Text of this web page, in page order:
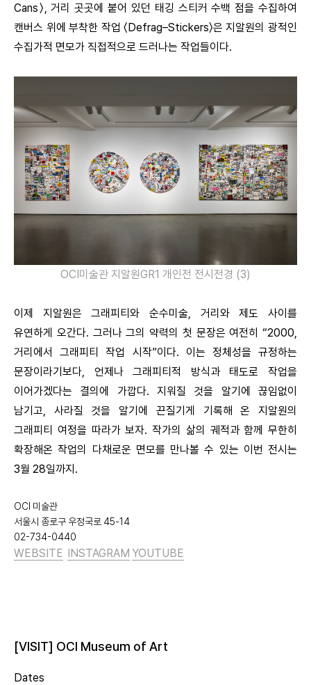
Cans〉, 거리 곳곳에 붙어 있던 태깅 스티커 수백 점을 수집하여
캔버스 위에 부착한 작업 〈Defrag–Stickers〉은 지알원의 광적인
수집가적 면모가 직접적으로 드러나는 작업들이다.
OCI미술관 지알원GR1 개인전 전시전경 (3)
이제 지알원은 그래피티와 순수미술, 거리와 제도 사이를
유연하게 오간다. 그러나 그의 약력의 첫 문장은 여전히 “2000,
거리에서 그래피티 작업 시작”이다. 이는 정체성을 규정하는
문장이라기보다, 언제나 그래피티적 방식과 태도로 작업을
이어가겠다는 결의에 가깝다. 지워질 것을 알기에 끊임없이
남기고, 사라질 것을 알기에 끈질기게 기록해 온 지알원의
그래피티 여정을 따라가 보자. 작가의 삶의 궤적과 함께 무한히
확장해온 작업의 다채로운 면모를 만나볼 수 있는 이번 전시는
3월 28일까지.
OCI 미술관
서울시 종로구 우정국로 45-14
02-734-0440
WEBSITE INSTAGRAM YOUTUBE
[VISIT] OCI Museum of Art
Dates